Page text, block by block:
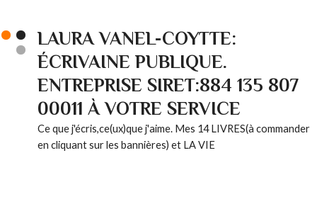
LAURA VANEL-COYTTE:
ÉCRIVAINE PUBLIQUE.
ENTREPRISE SIRET:884 135 807
00011 À VOTRE SERVICE
Ce que j'écris,ce(ux)que j'aime. Mes 14 LIVRES(à commander
en cliquant sur les bannières) et LA VIE